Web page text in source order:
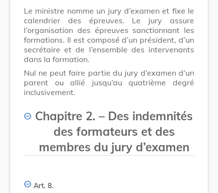
Le ministre nomme un jury d’examen et fixe le
calendrier des épreuves. Le jury assure
l’organisation des épreuves sanctionnant les
formations. Il est composé d’un président, d’un
secrétaire et de l’ensemble des intervenants
dans la formation.
Nul ne peut faire partie du jury d’examen d’un
parent ou allié jusqu’au quatrième degré
inclusivement.
Chapitre 2. – Des indemnités
des formateurs et des
membres du jury d’examen
Art. 8.